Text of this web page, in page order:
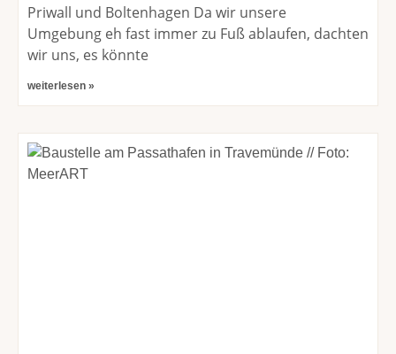
Priwall und Boltenhagen Da wir unsere
Umgebung eh fast immer zu Fuß ablaufen, dachten
wir uns, es könnte
weiterlesen »